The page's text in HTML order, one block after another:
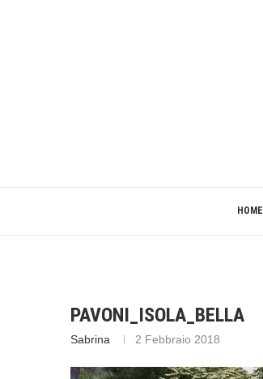
HOME
PAVONI_ISOLA_BELLA
Sabrina 2 Febbraio 2018